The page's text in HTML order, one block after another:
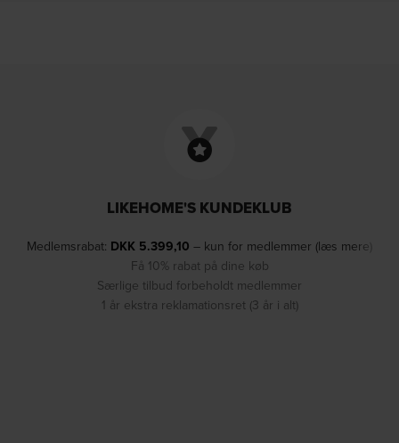
LIKEHOME'S KUNDEKLUB
Medlemsrabat: DKK 5.399,10 – kun for medlemmer (læs mere)
Få 10% rabat på dine køb
Særlige tilbud forbeholdt medlemmer
1 år ekstra reklamationsret (3 år i alt)